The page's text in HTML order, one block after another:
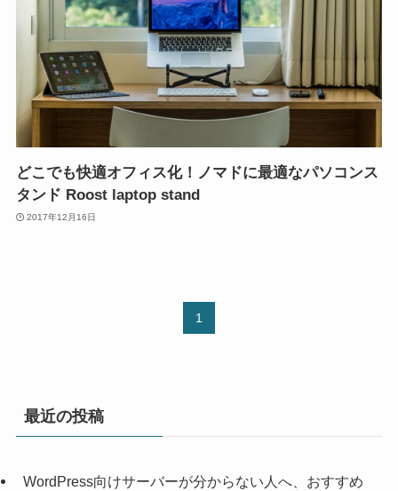
どこでも快適オフィス化！ノマドに最適なパソコンス
タンド Roost laptop stand
2017年12月16日
1
最近の投稿
WordPress向けサーバーが分からない人へ、おすすめ